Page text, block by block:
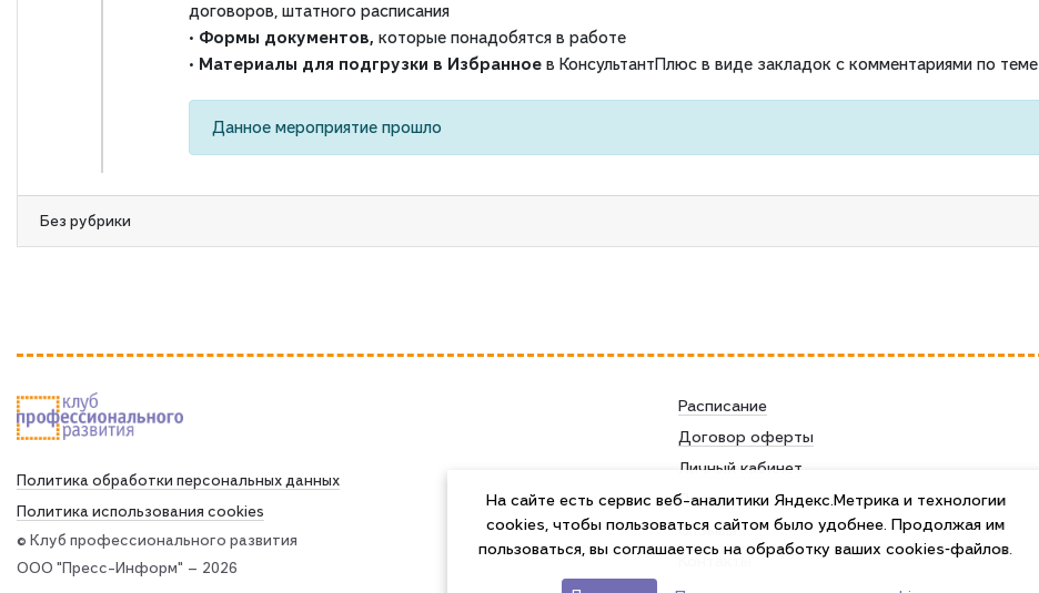
договоров, штатного расписания
• Формы документов, которые понадобятся в работе
• Материалы для подгрузки в Избранное в КонсультантПлюс в виде закладок с комментариями по теме
Данное мероприятие прошло
Без рубрики
Политика обработки персональных данных
Политика использования сookies
© Клуб профессионального развития
ООО "Пресс-Информ" — 2026
Расписание
Договор оферты
Личный кабинет
Лекторы
Отзывы
На сайте есть сервис веб-аналитики Яндекс.Метрика и технологии
cookies, чтобы пользоваться сайтом было удобнее. Продолжая им
пользоваться, вы соглашаетесь на обработку ваших cookies‑файлов.